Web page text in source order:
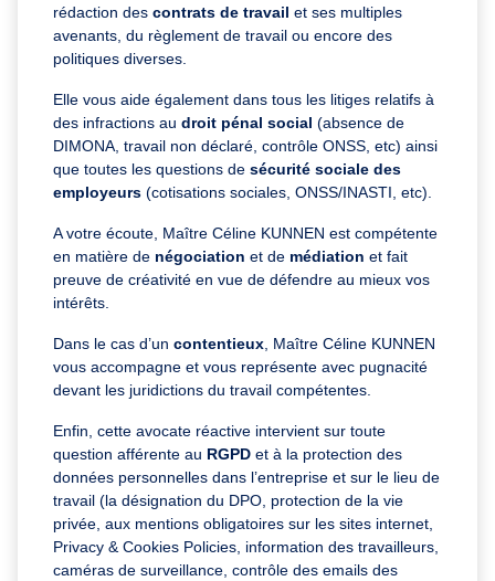
rédaction des contrats de travail et ses multiples
avenants, du règlement de travail ou encore des
politiques diverses.
Elle vous aide également dans tous les litiges relatifs à
des infractions au droit pénal social (absence de
DIMONA, travail non déclaré, contrôle ONSS, etc) ainsi
que toutes les questions de sécurité sociale des
employeurs (cotisations sociales, ONSS/INASTI, etc).
A votre écoute, Maître Céline KUNNEN est compétente
en matière de négociation et de médiation et fait
preuve de créativité en vue de défendre au mieux vos
intérêts.
Dans le cas d’un contentieux, Maître Céline KUNNEN
vous accompagne et vous représente avec pugnacité
devant les juridictions du travail compétentes.
Enfin, cette avocate réactive intervient sur toute
question afférente au RGPD et à la protection des
données personnelles dans l’entreprise et sur le lieu de
travail (la désignation du DPO, protection de la vie
privée, aux mentions obligatoires sur les sites internet,
Privacy & Cookies Policies, information des travailleurs,
caméras de surveillance, contrôle des emails des